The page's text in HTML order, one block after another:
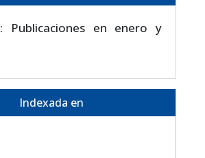
: Publicaciones en enero y
Indexada en